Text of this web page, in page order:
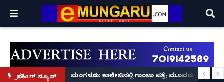
ಬ್ರೇಕಿಂಗ್ ನ್ಯೂಸ್
ಪ್ರಕಟಣೆ ಪ್ರಕರಣ5 ಮಂದಿ ವಿದ್ಯಾರ್ಥಿಗಳು ಬಂಧನ
ಮಂಗಳೂರು: ಕಾಲೇಜಿನಲ್ಲಿ ಗಾಂಜಾ ಪತ್ತೆ; ಮೂವರು